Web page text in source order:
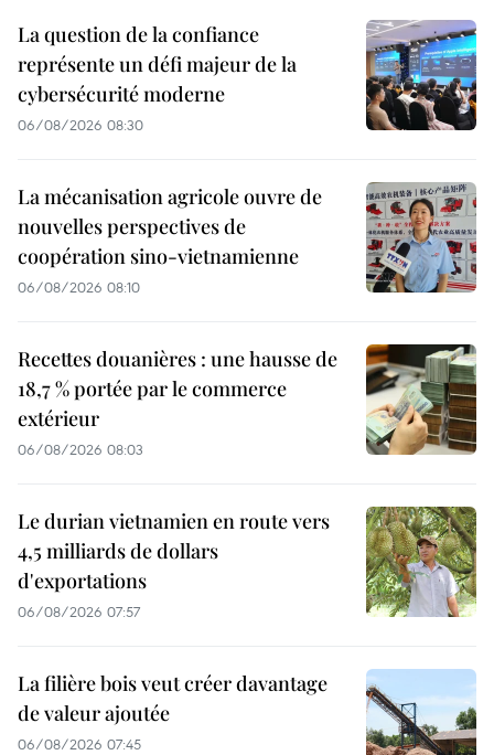
La question de la confiance
représente un défi majeur de la
cybersécurité moderne
06/08/2026 08:30
La mécanisation agricole ouvre de
nouvelles perspectives de
coopération sino-vietnamienne
06/08/2026 08:10
Recettes douanières : une hausse de
18,7 % portée par le commerce
extérieur
06/08/2026 08:03
Le durian vietnamien en route vers
4,5 milliards de dollars
d'exportations
06/08/2026 07:57
La filière bois veut créer davantage
de valeur ajoutée
06/08/2026 07:45